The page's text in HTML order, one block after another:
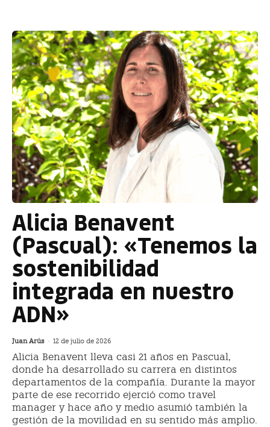
Alicia Benavent
(Pascual): «Tenemos la
sostenibilidad
integrada en nuestro
ADN»
Juan Arús - 12 de julio de 2026
Alicia Benavent lleva casi 21 años en Pascual,
donde ha desarrollado su carrera en distintos
departamentos de la compañía. Durante la mayor
parte de ese recorrido ejerció como travel
manager y hace año y medio asumió también la
gestión de la movilidad en su sentido más amplio.